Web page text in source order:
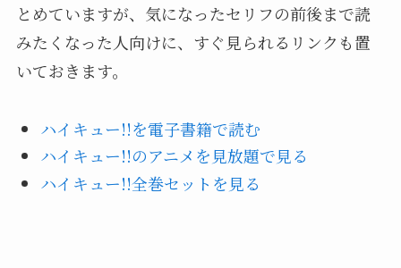
とめていますが、気になったセリフの前後まで読
みたくなった人向けに、すぐ見られるリンクも置
いておきます。
ハイキュー!!を電子書籍で読む
ハイキュー!!のアニメを見放題で見る
ハイキュー!!全巻セットを見る